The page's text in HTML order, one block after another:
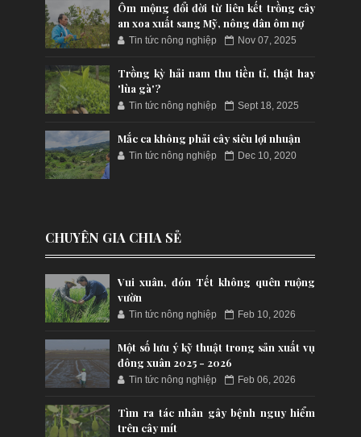
Ôm mộng đổi đời từ liên kết trồng cây
an xoa xuất sang Mỹ, nông dân ôm nợ
Tin tức nông nghiệp Nov 07, 2025
Trồng kỳ hải nam thu tiền tỉ, thật hay
'lùa gà'?
Tin tức nông nghiệp Sept 18, 2025
Mắc ca không phải cây siêu lợi nhuận
Tin tức nông nghiệp Dec 10, 2020
CHUYÊN GIA CHIA SẺ
Vui xuân, đón Tết không quên ruộng
vườn
Tin tức nông nghiệp Feb 10, 2026
Một số lưu ý kỹ thuật trong sản xuất vụ
đông xuân 2025 - 2026
Tin tức nông nghiệp Feb 06, 2026
Tìm ra tác nhân gây bệnh nguy hiểm
trên cây mít